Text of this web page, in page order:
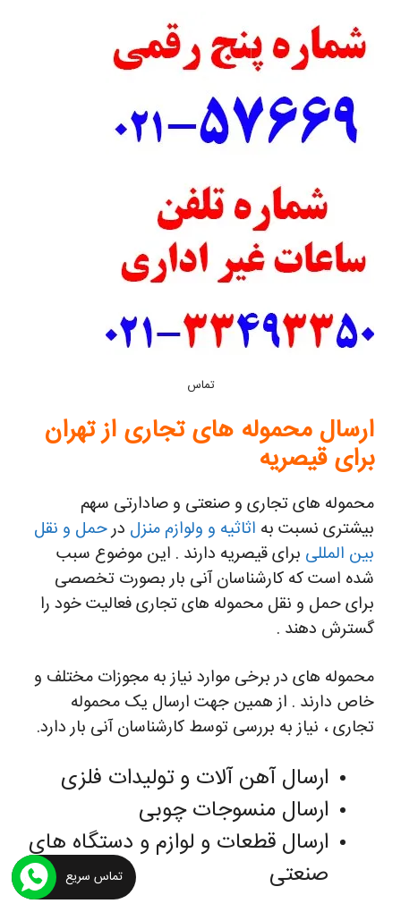
تماس
ارسال محموله های تجاری از تهران
برای قیصریه
محموله های تجاری و صنعتی و صادارتی سهم
بیشتری نسبت به اثاثیه و ولوازم منزل درحمل و نقل
بین المللی برای قیصریه دارند . این موضوع سبب
شده است که کارشناسان آنی بار بصورت تخصصی
برای حمل و نقل محموله های تجاری فعالیت خود را
گسترش دهند .
محموله های در برخی موارد نیاز به مجوزات مختلف و
خاص دارند . از همین جهت ارسال یک محموله
تجاری ، نیاز به بررسی توسط کارشناسان آنی بار دارد.
ارسال آهن آلات و تولیدات فلزی
ارسال منسوجات چوبی
ارسال قطعات و لوازم و دستگاه های
صنعتی
تماس سریع